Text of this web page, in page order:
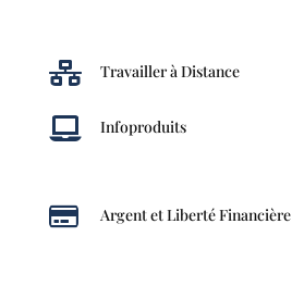
 Travailler à Distance
 Infoproduits
 Argent et Liberté Financière